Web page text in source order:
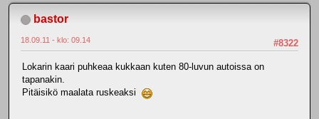
bastor
#8322
18.09.11 - klo: 09.14
Lokarin kaari puhkeaa kukkaan kuten 80-luvun autoissa on
tapanakin.
Pitäisikö maalata ruskeaksi